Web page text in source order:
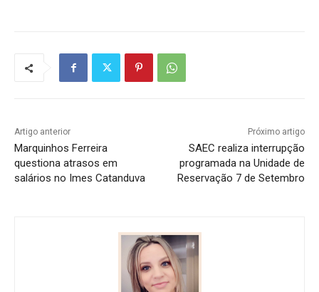
Artigo anterior
Marquinhos Ferreira
questiona atrasos em
salários no Imes Catanduva
Próximo artigo
SAEC realiza interrupção
programada na Unidade de
Reservação 7 de Setembro